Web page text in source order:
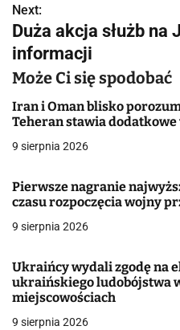
i
g
a
c
j
w
p
i
s
u
Next:
Duża akcja służb na
informacji
Może Ci się spodobać
Iran i Oman blisko
Teheran stawia
9 sierpnia 2026
Pierwsze nagranie
czasu rozpoczęcia wojny
9 sierpnia 2026
Ukraińcy wydali zgodę na
ukraińskiego ludobójstwa
miejscowościach
9 sierpnia 2026